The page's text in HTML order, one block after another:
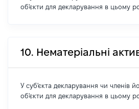
об'єкти для декларування в цьому
10. Нематеріальні
У суб'єкта декларування чи членів
об'єкти для декларування в цьому